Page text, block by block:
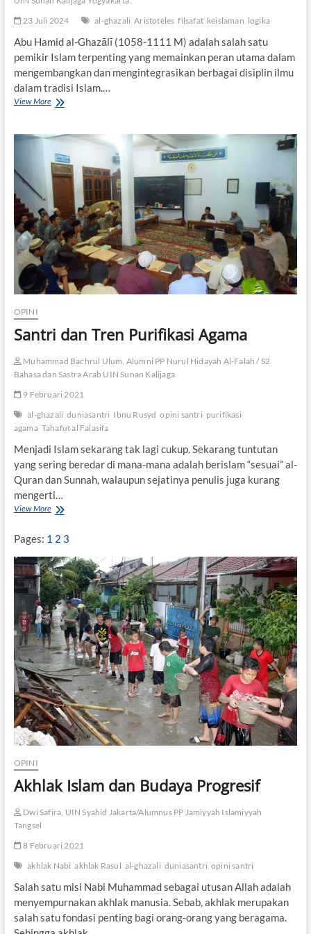
m
P
m
b
a
u
a
a
n
K
e
m
u
n
d
u
a
I
a
m
23 Juli 2024
al-ghazali Aristoteles filsafat keislaman logika
Abu Hamid al-Ghazālī (1058-1111 M) adalah salah satu
pemikir Islam terpenting yang memainkan peran utama dalam
mengembangkan dan mengintegrasikan berbagai disiplin ilmu
dalam tradisi Islam.…
View MoreI
e
g
r
a
s
i
L
o
g
i
k
a
s
t
t
e
s
d
n
T
e
o
l
o
s
l
a
m
d
a
l
a
m
P
e
m
i
k
i
n
a
-
a
z
l
ī
OPINI
Santri dan Tren Purifikasi Agama
Muhammad Bachrul Ulum, Alumni PP Nurul Hidayah Al-Falah / S2
Bahasa dan Sastra Arab UIN Sunan Kalijaga
9 Februari 2021
al-ghazali duniasantri Ibnu Rusyd opini santri purifikasi
agama Tahafut al Falasifa
Menjadi Islam sekarang tak lagi cukup. Sekarang tuntutan
yang sering beredar di mana-mana adalah berislam “sesuai” al-
Quran dan Sunnah, walaupun sejatinya penulis juga kurang
mengerti…
View MoreS
t
r
i
d
a
n
T
r
e
n
P
u
r
i
f
i
k
i
g
a
Pages: 1 2 3
OPINI
Akhlak Islam dan Budaya Progresif
Dwi Safira, UIN Syahid Jakarta/Alumnus PP Jamiyyah Islamiyyah
Tangsel
8 Februari 2021
akhlak Nabi akhlak Rasul al-ghazali duniasantri opini santri
Salah satu misi Nabi Muhammad sebagai utusan Allah adalah
menyempurnakan akhlak manusia. Sebab, akhlak merupakan
salah satu fondasi penting bagi orang-orang yang beragama.